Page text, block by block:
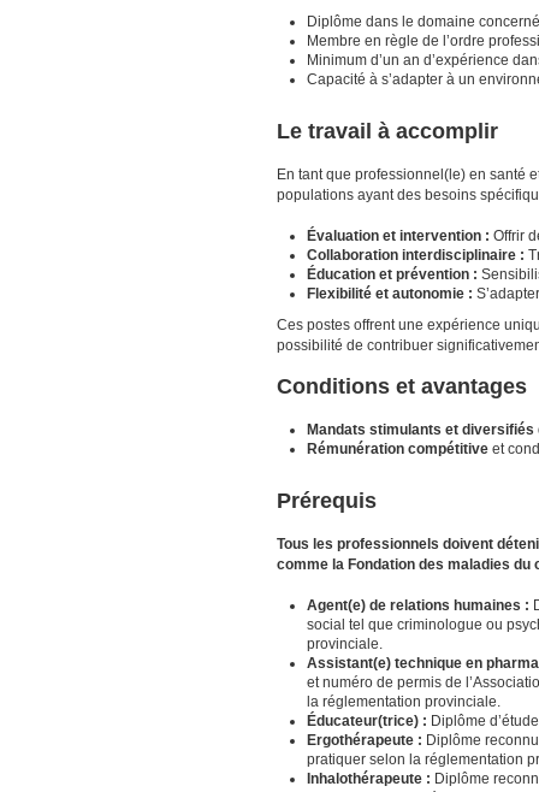
Diplôme dans le domaine
Membre en règle de l’ordre
Minimum d’un an d’expérience
Capacité à s’adapter à un
Le travail à accomplir
En tant que professionnel(le) en santé
populations ayant des besoins
Évaluation et intervention : Offrir
Collaboration interdisciplinaire :
Éducation et prévention :
Flexibilité et autonomie :
Ces postes offrent une expérience
possibilité de contribuer
Conditions et avantages
Mandats stimulants et diversifiés
Rémunération compétitive et
Prérequis
Tous les professionnels doivent
comme la Fondation des maladies
Agent(e) de relations humaines :
social tel que criminologue ou
provinciale.
Assistant(e) technique en
et numéro de permis de
la réglementation provinciale.
Éducateur(trice) : Diplôme
Ergothérapeute : Diplôme
pratiquer selon la réglementation
Inhalothérapeute : Diplôme